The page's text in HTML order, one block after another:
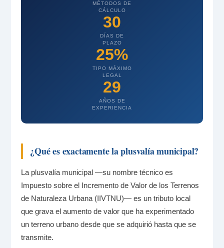
MÉTODOS DE
CÁLCULO
30
DÍAS DE
PLAZO
25%
TIPO MÁXIMO
LEGAL
29
AÑOS DE
EXPERIENCIA
¿Qué es exactamente la plusvalía municipal?
La plusvalía municipal —su nombre técnico es
Impuesto sobre el Incremento de Valor de los Terrenos
de Naturaleza Urbana (IIVTNU)— es un tributo local
que grava el aumento de valor que ha experimentado
un terreno urbano desde que se adquirió hasta que se
transmite.